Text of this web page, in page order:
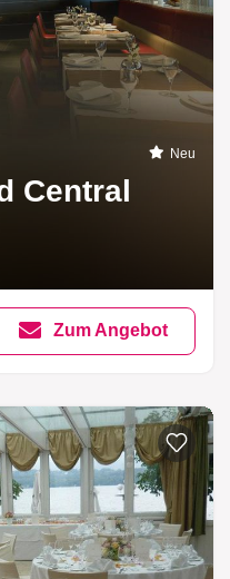
Neu
Central
Zum Angebot